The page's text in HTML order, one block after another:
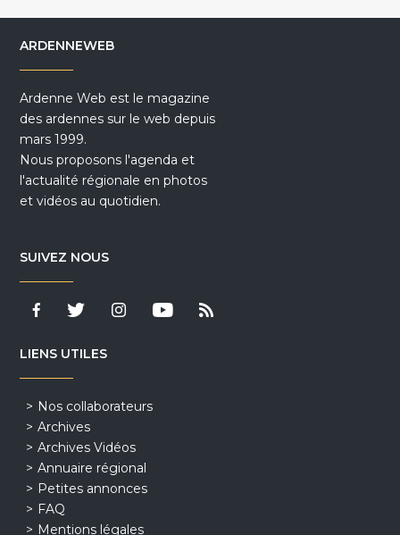
ARDENNEWEB
Ardenne Web est le magazine
des ardennes sur le web depuis
mars 1999.
Nous proposons l'agenda et
l'actualité régionale en photos
et vidéos au quotidien.
SUIVEZ NOUS
LIENS UTILES
Nos collaborateurs
Archives
Archives Vidéos
Annuaire régional
Petites annonces
FAQ
Mentions légales